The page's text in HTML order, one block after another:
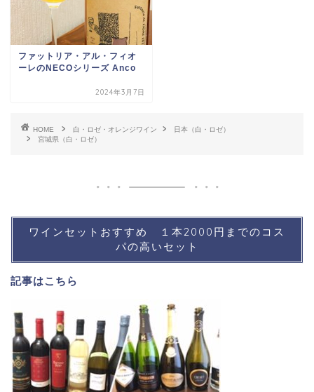
ファットリア・アル・フィオ
ーレのNECOシリーズ Anco
2024年3月7日
HOME 白・ロゼ・オレンジワイン
日本（白・ロゼ）
宮城県（白・ロゼ）
ワインセットおすすめ １本2000円までのコス
パの高いセット
記事はこちら